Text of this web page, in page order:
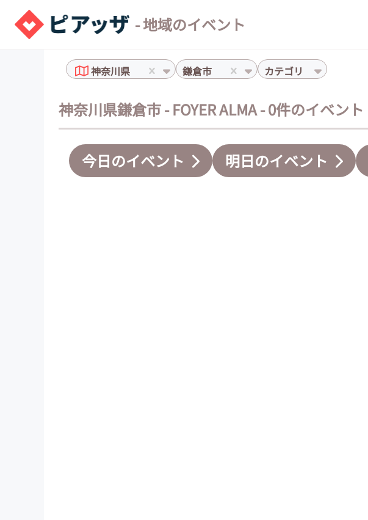
- 地域のイベント
神奈川県 鎌倉市 カテゴリ
神奈川県鎌倉市 - FOYER ALMA - 0件のイベント
今日のイベント 明日のイベント